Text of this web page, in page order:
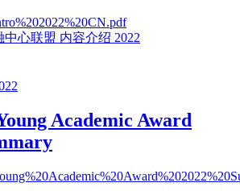
心联盟 内容介绍 2022
Academic Award